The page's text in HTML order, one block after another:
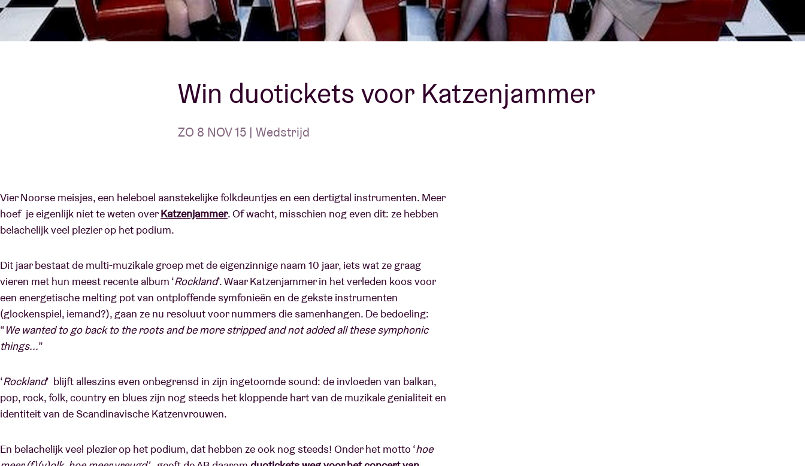
AB ❤ you
Over AB
Contact
Win duotickets voor Katzenjammer
ZO 8 NOV 15 | Wedstrijd
Vier Noorse meisjes, een heleboel aanstekelijke folkdeuntjes en een dertigtal instrumenten. Meer
hoef je eigenlijk niet te weten overKatzenjammer. Of wacht, misschien nog even dit: ze hebben
belachelijk veel plezier op het podium.
Dit jaar bestaat de multi-muzikale groep met de eigenzinnige naam 10 jaar, iets wat ze graag
vieren met hun meest recente album ‘Rockland’. Waar Katzenjammer in het verleden koos voor
een energetische melting pot van ontploffende symfonieën en de gekste instrumenten
(glockenspiel, iemand?), gaan ze nu resoluut voor nummers die samenhangen. De bedoeling:
“We wanted to go back to the roots and be more stripped and not added all these symphonic
things...”
‘Rockland’ blijft alleszins even onbegrensd in zijn ingetoomde sound: de invloeden van balkan,
pop, rock, folk, country en blues zijn nog steeds het kloppende hart van de muzikale genialiteit en
identiteit van de Scandinavische Katzenvrouwen.
En belachelijk veel plezier op het podium, dat hebben ze ook nog steeds! Onder het motto ‘hoe